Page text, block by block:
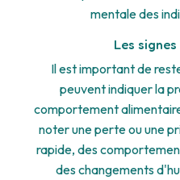
mentale des
Les
Il est important de
peuvent indiquer la
comportement
noter une perte ou une
rapide, des
des changements